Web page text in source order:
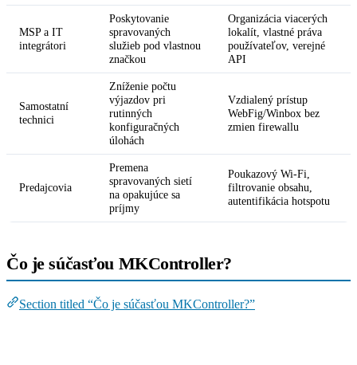
MSP a IT
integrátori
Poskytovanie
spravovaných
služieb pod vlastnou
značkou
Organizácia viacerých
lokalít, vlastné práva
používateľov, verejné
API
Samostatní
technici
Zníženie počtu
výjazdov pri
rutinných
konfiguračných
úlohách
Vzdialený prístup
WebFig/Winbox bez
zmien firewallu
Predajcovia
Premena
spravovaných sietí
na opakujúce sa
príjmy
Poukazový Wi-Fi,
filtrovanie obsahu,
autentifikácia hotspotu
Čo je súčasťou MKController?
Section titled “Čo je súčasťou MKController?”